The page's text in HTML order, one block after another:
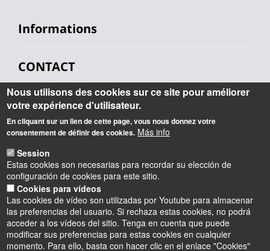
Informations
CONTACT
IAE Orléans - École Universitaire de Management
Faculté de Droit, d’Économie et de Gestion
Rue de Blois BP 26739 45067 Orléans Cedex 2
iae@univ-orleans.fr
02 38 41 70 28
Lundi : 8h - 12h30 & 13h30 -17h30
Mardi : 8h-12h30 & 13h30 - 17h30
Mercredi : 8h – 13h
Jeudi : 8h-12h30 & 13h30 -17h30
Vendredi : 8h-12h30 & 13h30 – 16h
Nous utilisons des cookies sur ce site pour améliorer
votre expérience d'utilisateur.
En cliquant sur un lien de cette page, vous nous donnez votre
consentement de définir des cookies. Más info
Session
Estas cookies son necesarias para recordar su elección de
configuración de cookies para este sitio.
Cookies para vídeos
Las cookies de vídeo son utilizadas por Youtube para almacenar
las preferencias del usuario. Si rechaza estas cookies, no podrá
acceder a los vídeos del sitio. Tenga en cuenta que puede
modificar sus preferencias para estas cookies en cualquier
momento. Para ello, basta con hacer clic en el enlace "Cookies"